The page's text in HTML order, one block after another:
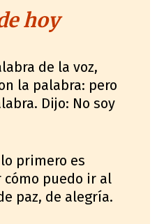
hoy
de la voz,
la palabra: pero
Dijo: No soy
primero es
cómo puedo ir al
paz, de alegría.